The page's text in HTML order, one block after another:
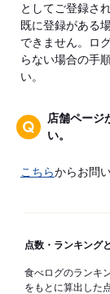
としてご登録さ
既に登録がある
できません。ロ
らない場合の手
い。
店舗ページ
い。
こちらからお問
点数・ランキング
食べログのランキ
をもとに算出した